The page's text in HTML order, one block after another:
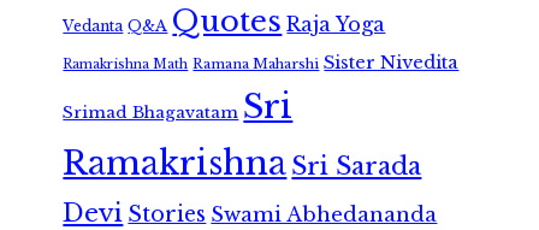
Vedanta Q&A Quotes Raja Yoga
Ramakrishna Math Ramana Maharshi Sister Nivedita
Srimad Bhagavatam Sri
RamakrishnaSri Sarada
Devi Stories Swami Abhedananda